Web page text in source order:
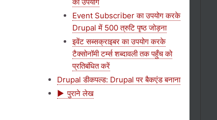
Event Subscriber का उपयोग करके
Drupal में 500 त्रुटि पृष्ठ जोड़ना
इवेंट सब्सक्राइबर का उपयोग करके
टैक्सोनॉमी टर्म्स शब्दावली तक पहुँच को
प्रतिबंधित करें
Drupal डीकपल्ड: Drupal पर बैकएंड बनाना
पुराने लेख